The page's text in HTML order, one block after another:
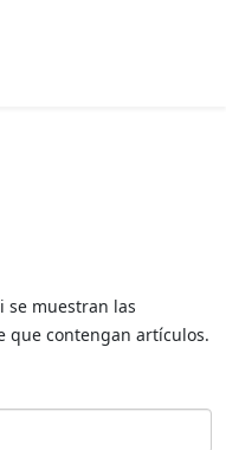
se muestran las
que contengan artículos.